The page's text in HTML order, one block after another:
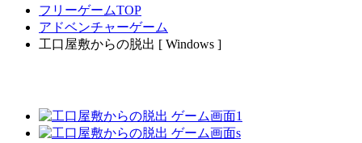
フリーゲームTOP
アドベンチャーゲーム
工口屋敷からの脱出 [ Windows ]